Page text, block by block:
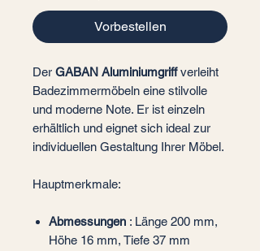
Vorbestellen
Der GABAN Aluminiumgriffverleiht
Badezimmermöbeln eine stilvolle
und moderne Note. Er ist einzeln
erhältlich und eignet sich ideal zur
individuellen Gestaltung Ihrer Möbel.
Hauptmerkmale:
Abmessungen : Länge 200 mm,
Höhe 16 mm, Tiefe 37 mm